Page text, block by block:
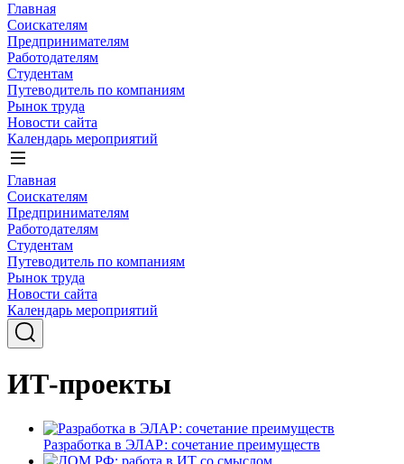
Главная
Соискателям
Предпринимателям
Работодателям
Студентам
Путеводитель по компаниям
Рынок труда
Новости сайта
Календарь мероприятий
Главная
Соискателям
Предпринимателям
Работодателям
Студентам
Путеводитель по компаниям
Рынок труда
Новости сайта
Календарь мероприятий
ИТ-проекты
Разработка в ЭЛАР: сочетание преимуществ